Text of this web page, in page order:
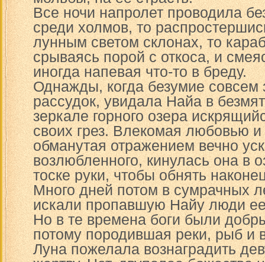
Все ночи напролет проводила
среди холмов, то
лунным светом склонах, то
срываясь порой с откоса, и
иногда напевая что-то в бреду.
Однажды, когда безумие совсем
рассудок, увидала Найа в
зеркале горного озера
своих грез. Влекомая любовью
обманутая отражением вечно
возлюбленного, кинулась она в
тоске руки, чтобы обнять
Много дней потом в сумрачных
искали пропавшую Найу люди
Но в те времена боги были
потому породившая реки, рыб и
Луна пожелала вознаградить